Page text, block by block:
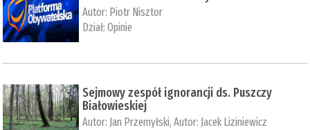
Autor: Piotr Nisztor
Dział:Opinie
Sejmowy zespół ignorancji ds. Puszczy
Białowieskiej
Autor: Jan Przemyłski, Autor: Jacek Liziniewicz